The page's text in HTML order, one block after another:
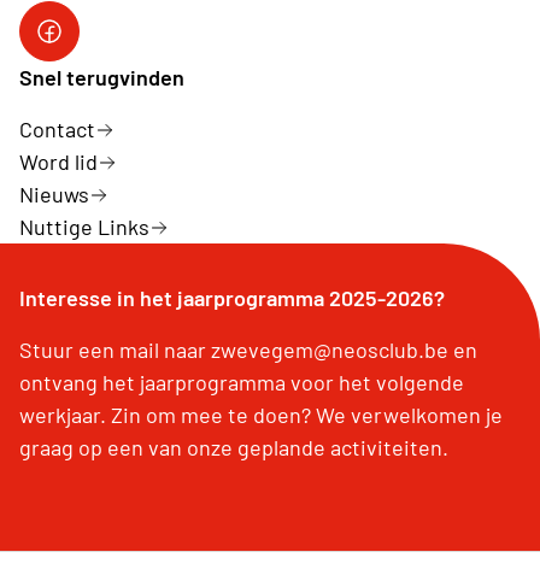
Facebookpagina Neos vzw
Snel terugvinden
Contact
Word lid
Nieuws
Nuttige Links
Interesse in het jaarprogramma 2025-2026?
Stuur een mail naar zwevegem@neosclub.be en
ontvang het jaarprogramma voor het volgende
werkjaar. Zin om mee te doen? We verwelkomen je
graag op een van onze geplande activiteiten.